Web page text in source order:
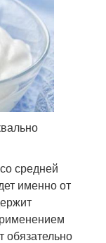
средней
именно от
обязательно